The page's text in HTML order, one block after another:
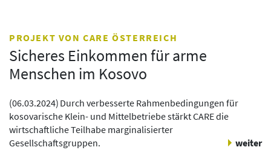
PROJEKT VON CARE ÖSTERREICH
Sicheres Einkommen für arme
Menschen im Kosovo
(06.03.2024) Durch verbesserte Rahmenbedingungen für
kosovarische Klein- und Mittelbetriebe stärkt CARE die
wirtschaftliche Teilhabe marginalisierter
Gesellschaftsgruppen.
weiter